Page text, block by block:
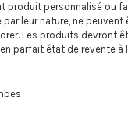
produit personnalisé ou
par leur nature, ne
Les produits devront
parfait état de revente à